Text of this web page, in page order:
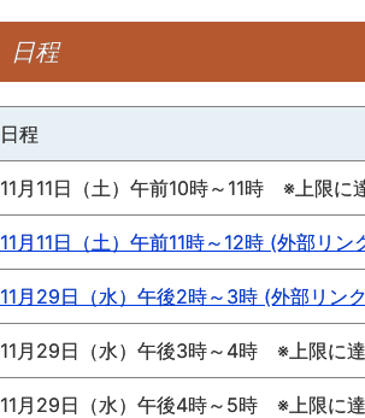
日程
日程
11月11日（土）午前10時～11時 ※上限に
11月11日（土）午前11時～12時 (外部リン
11月29日（水）午後2時～3時 (外部リン
11月29日（水）午後3時～4時 ※上限に
11月29日（水）午後4時～5時 ※上限に